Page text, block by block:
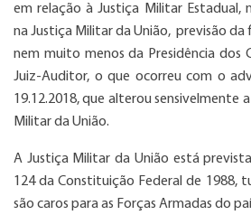
em relação à Justiça Militar Estadual,
na Justiça Militar da União, previsão da
nem muito menos da Presidência dos
Juiz-Auditor, o que ocorreu com o
19.12.2018, que alterou sensivelmente
Militar da União.
A Justiça Militar da União está
124 da Constituição Federal de 1988,
são caros para as Forças Armadas do